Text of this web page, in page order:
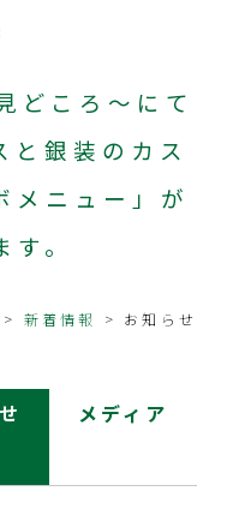
阪ウィーク〜
発見ツアー～
どころ～にて
と銀装のカス
メニュー」が
。
> 新着情報 > お知らせ
メディア